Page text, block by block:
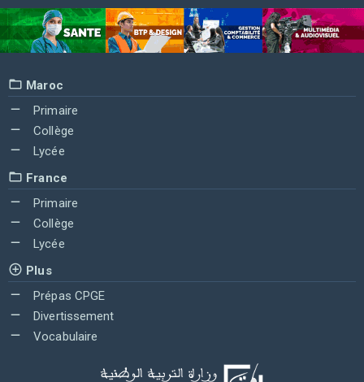
Maroc
Primaire
Collège
Lycée
France
Primaire
Collège
Lycée
Plus
Prépas CPGE
Divertissement
Vocabulaire